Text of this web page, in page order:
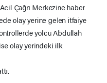
Çağrı Merkezine haber
olay yerine gelen itfaiye
yolcu Abdullah
olay yerindeki ilk